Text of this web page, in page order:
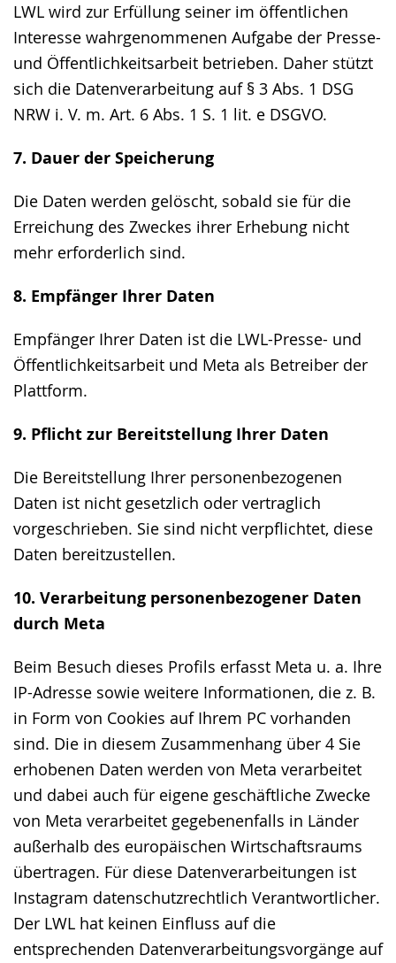
LWL wird zur Erfüllung seiner im öffentlichen
Interesse wahrgenommenen Aufgabe der Presse-
und Öffentlichkeitsarbeit betrieben. Daher stützt
sich die Datenverarbeitung auf § 3 Abs. 1 DSG
NRW i. V. m. Art. 6 Abs. 1 S. 1 lit. e DSGVO.
7. Dauer der Speicherung
Die Daten werden gelöscht, sobald sie für die
Erreichung des Zweckes ihrer Erhebung nicht
mehr erforderlich sind.
8. Empfänger Ihrer Daten
Empfänger Ihrer Daten ist die LWL-Presse- und
Öffentlichkeitsarbeit und Meta als Betreiber der
Plattform.
9. Pflicht zur Bereitstellung Ihrer Daten
Die Bereitstellung Ihrer personenbezogenen
Daten ist nicht gesetzlich oder vertraglich
vorgeschrieben. Sie sind nicht verpflichtet, diese
Daten bereitzustellen.
10. Verarbeitung personenbezogener Daten
durch Meta
Beim Besuch dieses Profils erfasst Meta u. a. Ihre
IP-Adresse sowie weitere Informationen, die z. B.
in Form von Cookies auf Ihrem PC vorhanden
sind. Die in diesem Zusammenhang über 4 Sie
erhobenen Daten werden von Meta verarbeitet
und dabei auch für eigene geschäftliche Zwecke
von Meta verarbeitet gegebenenfalls in Länder
außerhalb des europäischen Wirtschaftsraums
übertragen. Für diese Datenverarbeitungen ist
Instagram datenschutzrechtlich Verantwortlicher.
Der LWL hat keinen Einfluss auf die
entsprechenden Datenverarbeitungsvorgänge auf